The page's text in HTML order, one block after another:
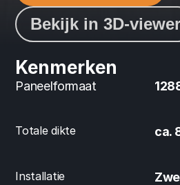
Bekijk in 3D-viewer
Kenmerken
Paneelformaat
Totale dikte ca.
Installatie